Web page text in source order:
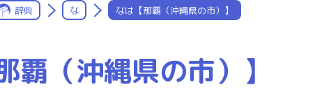
辞典 な なは【那覇（沖縄県の市）】
覇（沖縄県の市）】